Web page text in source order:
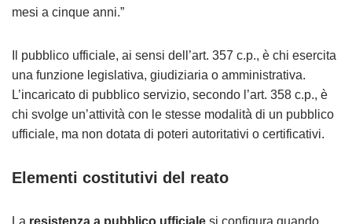
mesi a cinque anni.”
Il pubblico ufficiale, ai sensi dell’art. 357 c.p., è chi esercita
una funzione legislativa, giudiziaria o amministrativa.
L’incaricato di pubblico servizio, secondo l’art. 358 c.p., è
chi svolge un’attività con le stesse modalità di un pubblico
ufficiale, ma non dotata di poteri autoritativi o certificativi.
Elementi costitutivi del reato
La resistenza a pubblico ufficiale si configura quando